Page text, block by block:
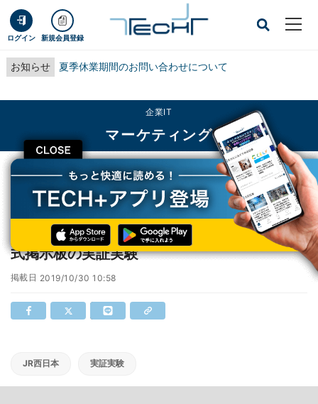
ログイン 新規会員登録
お知らせ 夏季休業期間のお問い合わせについて
CLOSE
企業IT
マーケティング
TECH+ 企業IT
マーケティング
JR西日本、大阪駅で電子ペーパー用いた可変式掲示板の実証実験
JR西日本、大阪駅で電子ペーパー用いた可変
式掲示板の実証実験
掲載日 2019/10/30 10:58
JR西日本 実証実験